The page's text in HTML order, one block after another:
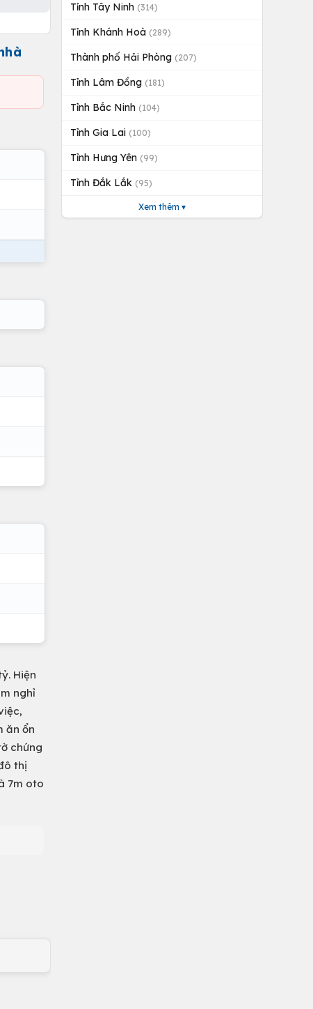
Hiện
nghỉ
ăn ổn
chứng
thị
7m oto
Tỉnh Tây Ninh (314)
Tỉnh Khánh Hoà (289)
Thành phố Hải Phòng (207)
Tỉnh Lâm Đồng (181)
Tỉnh Bắc Ninh (104)
Tỉnh Gia Lai (100)
Tỉnh Hưng Yên (99)
Tỉnh Đắk Lắk (95)
Xem thêm ▾